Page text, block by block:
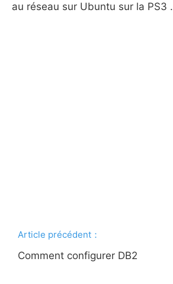
au réseau sur Ubuntu sur la PS3 .
Article précédent：
Comment configurer DB2